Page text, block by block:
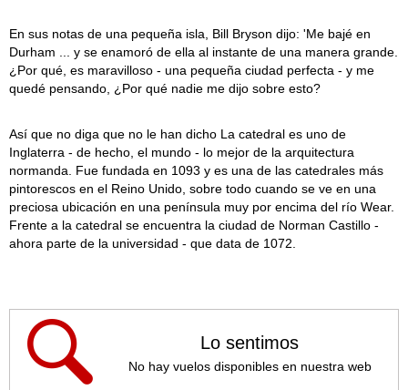
En sus notas de una pequeña isla, Bill Bryson dijo: 'Me bajé en
Durham ... y se enamoró de ella al instante de una manera grande.
¿Por qué, es maravilloso - una pequeña ciudad perfecta - y me
quedé pensando, ¿Por qué nadie me dijo sobre esto?
Así que no diga que no le han dicho La catedral es uno de
Inglaterra - de hecho, el mundo - lo mejor de la arquitectura
normanda. Fue fundada en 1093 y es una de las catedrales más
pintorescos en el Reino Unido, sobre todo cuando se ve en una
preciosa ubicación en una península muy por encima del río Wear.
Frente a la catedral se encuentra la ciudad de Norman Castillo -
ahora parte de la universidad - que data de 1072.
Lo sentimos
No hay vuelos disponibles en nuestra web